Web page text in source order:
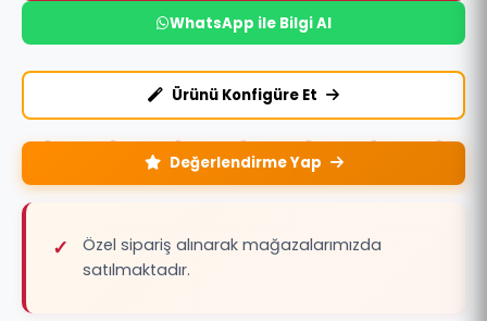
WhatsApp ile Bilgi Al
Ürünü Konfigüre Et
Değerlendirme Yap
Özel sipariş alınarak mağazalarımızda
satılmaktadır.